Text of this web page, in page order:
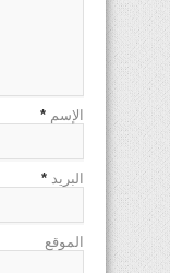
الإسم *
البريد *
الموقع